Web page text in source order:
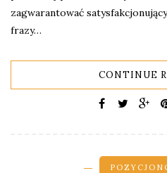
zagwarantować
frazy…
CONTINUE